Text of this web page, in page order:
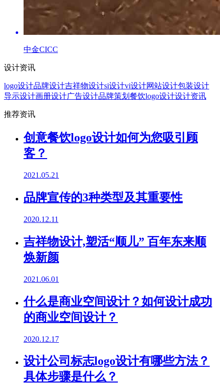
中金CICC
设计资讯
logo设计品牌设计吉祥物设计si设计vi设计网站设计包装设计
导示设计画册设计广告设计品牌策划 餐饮logo设计设计资讯
推荐资讯
创意餐饮logo设计如何为您吸引顾
客？
2021.05.21
品牌宣传的3种类型及其重要性
2020.12.11
吉祥物设计,塑活“顺儿” 百年东来顺
焕新颜
2021.06.01
什么是商业空间设计？如何设计成功
的商业空间设计？
2020.12.17
设计公司标志logo设计有哪些方法？
具体步骤是什么？